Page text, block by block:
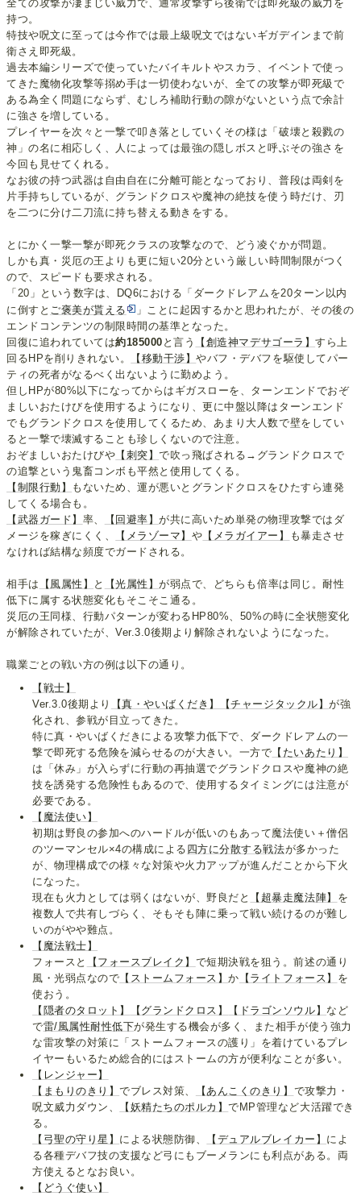
全ての攻撃が凄まじい威力で、通常攻撃すら後衛では即死級の威力を
持つ。
特技や呪文に至っては今作では最上級呪文ではないギガデインまで前
衛さえ即死級。
過去本編シリーズで使っていたバイキルトやスカラ、イベントで使っ
てきた魔物化攻撃等搦め手は一切使わないが、全ての攻撃が即死級で
ある為全く問題にならず、むしろ補助行動の隙がないという点で余計
に強さを増している。
プレイヤーを次々と一撃で叩き落としていくその様は「破壊と殺戮の
神」の名に相応しく、人によっては最強の隠しボスと呼ぶその強さを
今回も見せてくれる。
なお彼の持つ武器は自由自在に分離可能となっており、普段は両剣を
片手持ちしているが、グランドクロスや魔神の絶技を使う時だけ、刃
を二つに分け二刀流に持ち替える動きをする。
とにかく一撃一撃が即死クラスの攻撃なので、どう凌ぐかが問題。
しかも真・災厄の王よりも更に短い20分という厳しい時間制限がつく
ので、スピードも要求される。
「20」という数字は、DQ6における「ダークドレアムを20ターン以内
に倒すと ご褒美が貰える
」ことに起因するかと思われたが、その後の
エンドコンテンツの制限時間の基準となった。
回復に追われていては約185000 と言う 【創造神マデサゴーラ】すら上
回るHPを削りきれない。
【移動干渉】やバフ・デバフを駆使してパー
ティの死者がなるべく出ないように勤めよう。
但しHPが80%以下になってからはギガスローを、ターンエンドでおぞ
ましいおたけびを使用するようになり、更に中盤以降はターンエンド
でもグランドクロスを使用してくるため、あまり大人数で壁をしてい
ると一撃で壊滅することも珍しくないので注意。
おぞましいおたけびや 【刺突】で吹っ飛ばされる→グランドクロスで
の追撃という鬼畜コンボも平然と使用してくる。
【制限行動】
もないため、運が悪いとグランドクロスをひたすら連発
してくる場合も。
【武器ガード】 率、 【回避率】が共に高いため単発の物理攻撃ではダ
メージを稼ぎにくく、
【メラゾーマ】 や 【メラガイアー】
も暴走させ
なければ結構な頻度でガードされる。
相手は 【風属性】 と 【光属性】が弱点で、どちらも倍率は同じ。耐性
低下に属する状態変化もそこそこ通る。
災厄の王同様、行動パターンが変わるHP80%、50%の時に全状態変化
が解除されていたが、Ver.3.0後期より解除されないようになった。
職業ごとの戦い方の例は以下の通り。
【戦士】
Ver.3.0後期より
【真・やいばくだき】 【チャージタックル】が強
化され、参戦が目立ってきた。
特に真・やいばくだきによる攻撃力低下で、ダークドレアムの一
撃で即死する危険を減らせるのが大きい。一方で 【たいあたり】
は「休み」が入らずに行動の再抽選でグランドクロスや魔神の絶
技を誘発する危険性もあるので、使用するタイミングには注意が
必要である。
【魔法使い】
初期は野良の参加へのハードルが低いのもあって魔法使い＋僧侶
のツーマンセル×4の構成による 四方に分散する戦法が多かった
が、物理構成での様々な対策や火力アップが進んだことから下火
になった。
現在も火力としては弱くはないが、野良だと
【超暴走魔法陣】 を
複数人で共有しづらく、そもそも陣に乗って戦い続けるのが難し
いのがやや難点。
【魔法戦士】
フォースと
【フォースブレイク】 で短期決戦を狙う。前述の通り
風・光弱点なので 【ストームフォース】か 【ライトフォース】 を
使おう。
【隠者のタロット】
【グランドクロス】 【ドラゴンソウル】 など
で雷/風属性耐性低下が発生する機会が多く、また相手が使う強力
な雷攻撃の対策に「ストームフォースの護り」を着けているプレ
イヤーもいるため総合的にはストームの方が便利なことが多い。
【レンジャー】
【まもりのきり】でブレス対策、 【あんこくのきり】 で攻撃力・
呪文威力ダウン、
【妖精たちのポルカ】でMP管理など大活躍でき
る。
【弓聖の守り星】 による状態防御、 【デュアルブレイカー】 によ
る各種デバフ技の支援など弓にもブーメランにも利点がある。両
方使えるとなお良い。
【どうぐ使い】